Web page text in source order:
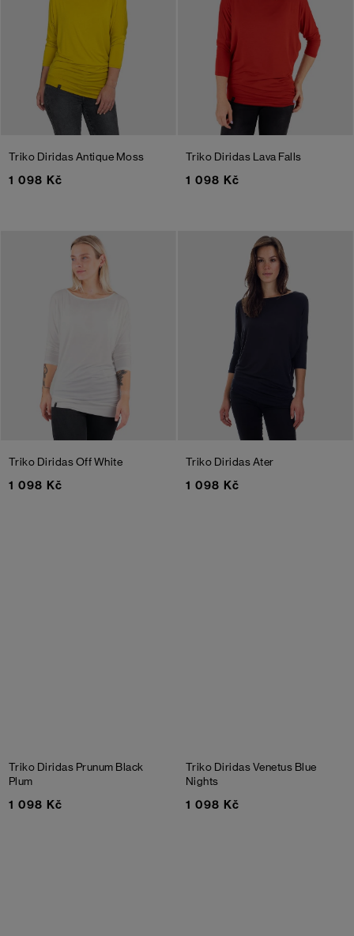
Triko DiridasAntique Moss
1 098 Kč
Triko Diridas Lava Falls
1 098 Kč
Triko DiridasOff White
1 098 Kč
Triko Diridas Ater
1 098 Kč
Triko Diridas Prunum Black
Plum
1 098 Kč
Triko Diridas Venetus Blue
Nights
1 098 Kč